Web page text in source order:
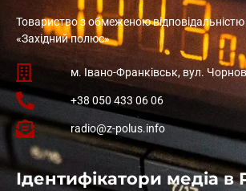
Товариство з обмеженою
«Західний полюс»
м. Івано-Франківськ, вул.
+38 050 433 06 06
radio@z-polus.info
Ідентифікатори медіа в